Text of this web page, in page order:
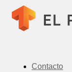
Contacto